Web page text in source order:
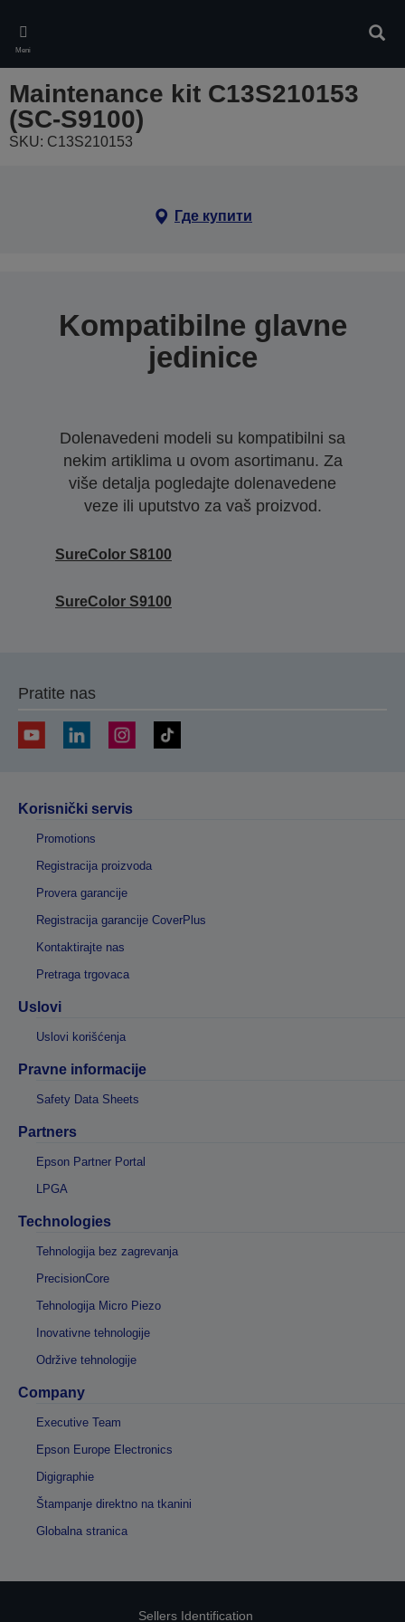
main
content
Meni
Maintenance kit C13S210153
(SC-S9100)
SKU: C13S210153
Где купити
Kompatibilne glavne
jedinice
Dolenavedeni modeli su kompatibilni sa
nekim artiklima u ovom asortimanu. Za
više detalja pogledajte dolenavedene
veze ili uputstvo za vaš proizvod.
SureColor S8100
SureColor S9100
Pratite nas
Korisnički servis
Promotions
Registracija proizvoda
Provera garancije
Registracija garancije CoverPlus
Kontaktirajte nas
Pretraga trgovaca
Uslovi
Uslovi korišćenja
Pravne informacije
Safety Data Sheets
Partners
Epson Partner Portal
LPGA
Technologies
Tehnologija bez zagrevanja
PrecisionCore
Tehnologija Micro Piezo
Inovativne tehnologije
Održive tehnologije
Company
Executive Team
Epson Europe Electronics
Digigraphie
Štampanje direktno na tkanini
Globalna stranica
Sellers Identification